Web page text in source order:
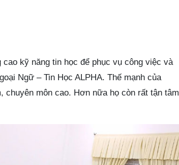
kỹ năng tin học để phục vụ công việc và
Ngữ – Tin Học ALPHA. Thế mạnh của
chuyên môn cao. Hơn nữa họ còn rất tận tâm